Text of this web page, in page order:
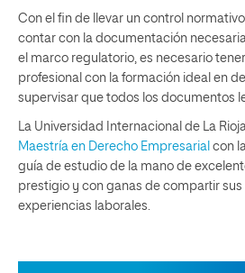
Con el fin de llevar un control
contar con la documentación
el marco regulatorio, es necesario
profesional con la formación ideal en
supervisar que todos los documentos
La Universidad Internacional de La
Maestría en Derecho Empresarial con
guía de estudio de la mano de
prestigio y con ganas de compartir
experiencias laborales.